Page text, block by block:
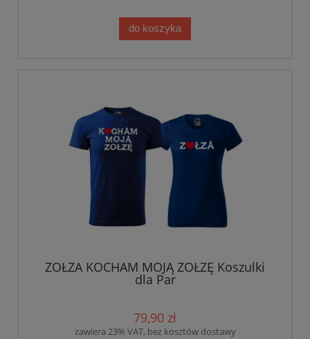
do koszyka
ZOŁZA KOCHAM MOJĄ ZOŁZĘ Koszulki
dla Par
79,90 zł
zawiera 23% VAT, bez kosztów dostawy